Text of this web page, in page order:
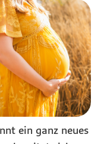
ein ganz neues